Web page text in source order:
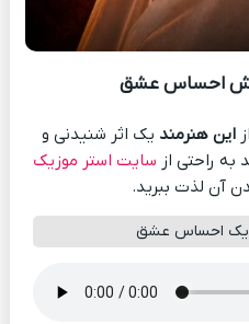
احساس عشق
ازاین هنرمند یک اثر شنیدنی و
راحتی از سایت استر موزیک
آن لذت ببرید.
احساس عشق